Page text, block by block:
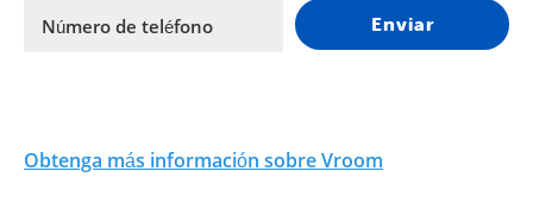
Número de teléfono Enviar
Obtenga más información sobre Vroom